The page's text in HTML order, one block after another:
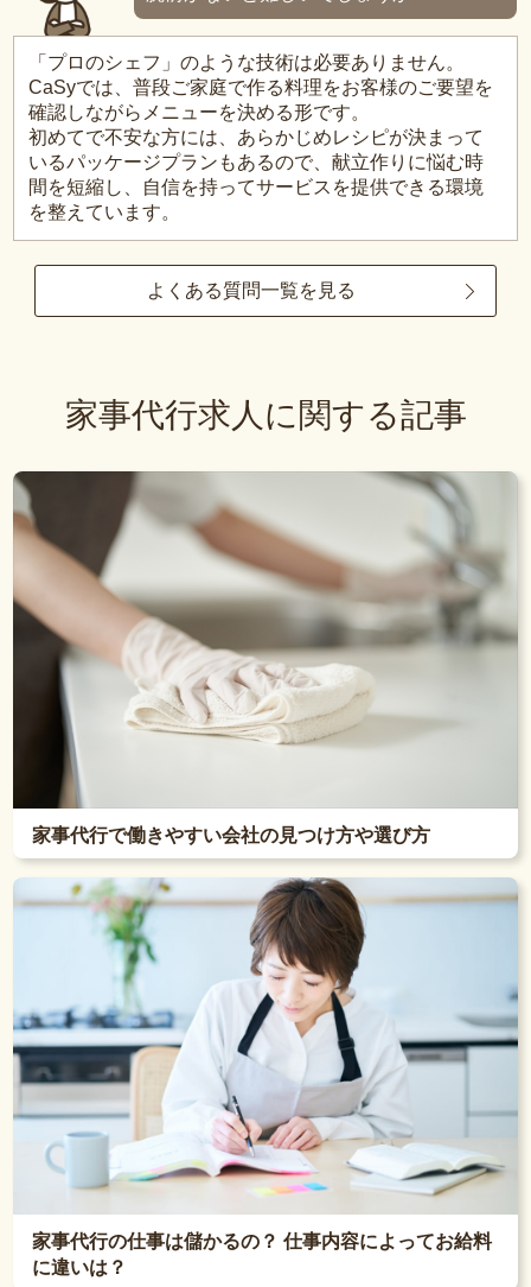
「プロのシェフ」のような技術は必要ありません。
CaSyでは、普段ご家庭で作る料理をお客様のご要望を
確認しながらメニューを決める形です。
初めてで不安な方には、あらかじめレシピが決まって
いるパッケージプランもあるので、献立作りに悩む時
間を短縮し、自信を持ってサービスを提供できる環境
を整えています。
よくある質問一覧を見る
家事代行求人に関する記事
家事代行で働きやすい会社の見つけ方や選び方
家事代行の仕事は儲かるの？ 仕事内容によってお給料
に違いは？